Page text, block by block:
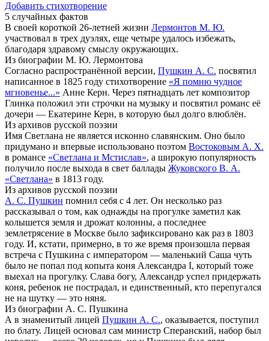
Добавить стихотворение
5 случайных фактов
В своей короткой 26-летней жизни Лермонтов М. Ю.
участвовал в трех дуэлях, еще четыре удалось избежать,
благодаря здравому смыслу окружающих.
Из биографии М. Ю. Лермонтова
Согласно распространённой версии, Пушкин А. С. посвятил
написанное в 1825 году стихотворение «Я помню чудное
мгновенье...» Анне Керн. Через пятнадцать лет композитор
Глинка положил эти строчки на музыку и посвятил романс её
дочери — Екатерине Керн, в которую был долго влюблён.
Из архивов русской поэзии
Имя Светлана не является исконно славянским. Оно было
придумано и впервые использовано поэтом Востоковым А. Х.
в романсе «Светлана и Мстислав», а широкую популярность
получило после выхода в свет баллады Жуковского В. А.
«Светлана» в 1813 году.
Из архивов русской поэзии
А. С. Пушкин помнил себя с 4 лет. Он несколько раз
рассказывал о том, как однажды на прогулке заметил как
колышется земля и дрожат колонны, а последнее
землетрясение в Москве было зафиксировано как раз в 1803
году. И, кстати, примерно, в то же время произошла первая
встреча с Пушкина с императором — маленький Саша чуть
было не попал под копыта коня Александра I, который тоже
выехал на прогулку. Слава богу, Александр успел придержать
коня, ребенок не пострадал, и единственный, кто перепугался
не на шутку — это няня.
Из биографии А. С. Пушкина
А в знаменитый лицей Пушкин А. С., оказывается, поступил
по блату. Лицей основал сам министр Сперанский, набор был